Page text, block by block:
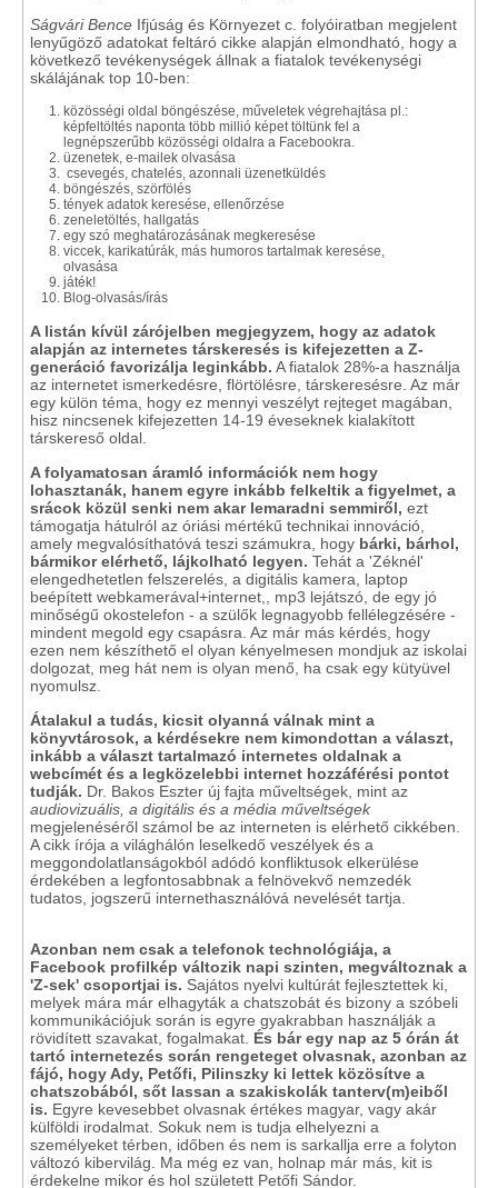
Ságvári Bence Ifjúság és Környezet c. folyóiratban megjelent
lenyűgöző adatokat feltáró cikke alapján elmondható, hogy a
következő tevékenységek állnak a fiatalok tevékenységi
skálájának top 10-ben:
közösségi oldal böngészése, műveletek végrehajtása pl.:
képfeltöltés naponta több millió képet töltünk fel a
legnépszerűbb közösségi oldalra a Facebookra.
üzenetek, e-mailek olvasása
csevegés, chatelés, azonnali üzenetküldés
böngészés, szörfölés
tények adatok keresése, ellenőrzése
zeneletöltés, hallgatás
egy szó meghatározásának megkeresése
viccek, karikatúrák, más humoros tartalmak keresése,
olvasása
játék!
Blog-olvasás/írás
A listán kívül zárójelben megjegyzem, hogy az adatok
alapján az internetes társkeresés is kifejezetten a Z-
generáció favorizálja leginkább. A fiatalok 28%-a használja
az internetet ismerkedésre, flörtölésre, társkeresésre. Az már
egy külön téma, hogy ez mennyi veszélyt rejteget magában,
hisz nincsenek kifejezetten 14-19 éveseknek kialakított
társkereső oldal.
A folyamatosan áramló információk nem hogy
lohasztanák, hanem egyre inkább felkeltik a figyelmet, a
srácok közül senki nem akar lemaradni semmiről, ezt
támogatja hátulról az óriási mértékű technikai innováció,
amely megvalósíthatóvá teszi számukra, hogy bárki, bárhol,
bármikor elérhető, lájkolható legyen. Tehát a 'Zéknél'
elengedhetetlen felszerelés, a digitális kamera, laptop
beépített webkamerával+internet,, mp3 lejátszó, de egy jó
minőségű okostelefon - a szülők legnagyobb fellélegzésére -
mindent megold egy csapásra. Az már más kérdés, hogy
ezen nem készíthető el olyan kényelmesen mondjuk az iskolai
dolgozat, meg hát nem is olyan menő, ha csak egy kütyüvel
nyomulsz.
Átalakul a tudás, kicsit olyanná válnak mint a
könyvtárosok, a kérdésekre nem kimondottan a választ,
inkább a választ tartalmazó internetes oldalnak a
webcímét és a legközelebbi internet hozzáférési pontot
tudják. Dr. Bakos Eszter új fajta műveltségek, mint az
audiovizuális, a digitális és a média műveltségek
megjelenéséről számol be az interneten is elérhető cikkében.
A cikk írója a világhálón leselkedő veszélyek és a
meggondolatlanságokból adódó konfliktusok elkerülése
érdekében a legfontosabbnak a felnövekvő nemzedék
tudatos, jogszerű internethasználóvá nevelését tartja.
Azonban nem csak a telefonok technológiája, a
Facebook profilkép változik napi szinten, megváltoznak a
'Z-sek' csoportjai is. Sajátos nyelvi kultúrát fejlesztettek ki,
melyek mára már elhagyták a chatszobát és bizony a szóbeli
kommunikációjuk során is egyre gyakrabban használják a
rövidített szavakat, fogalmakat. És bár egy nap az 5 órán át
tartó internetezés során rengeteget olvasnak, azonban az
fájó, hogy Ady, Petőfi, Pilinszky ki lettek közösítve a
chatszobából, sőt lassan a szakiskolák tanterv(m)eiből
is. Egyre kevesebbet olvasnak értékes magyar, vagy akár
külföldi irodalmat. Sokuk nem is tudja elhelyezni a
személyeket térben, időben és nem is sarkallja erre a folyton
változó kibervilág. Ma még ez van, holnap már más, kit is
érdekelne mikor és hol született Petőfi Sándor.